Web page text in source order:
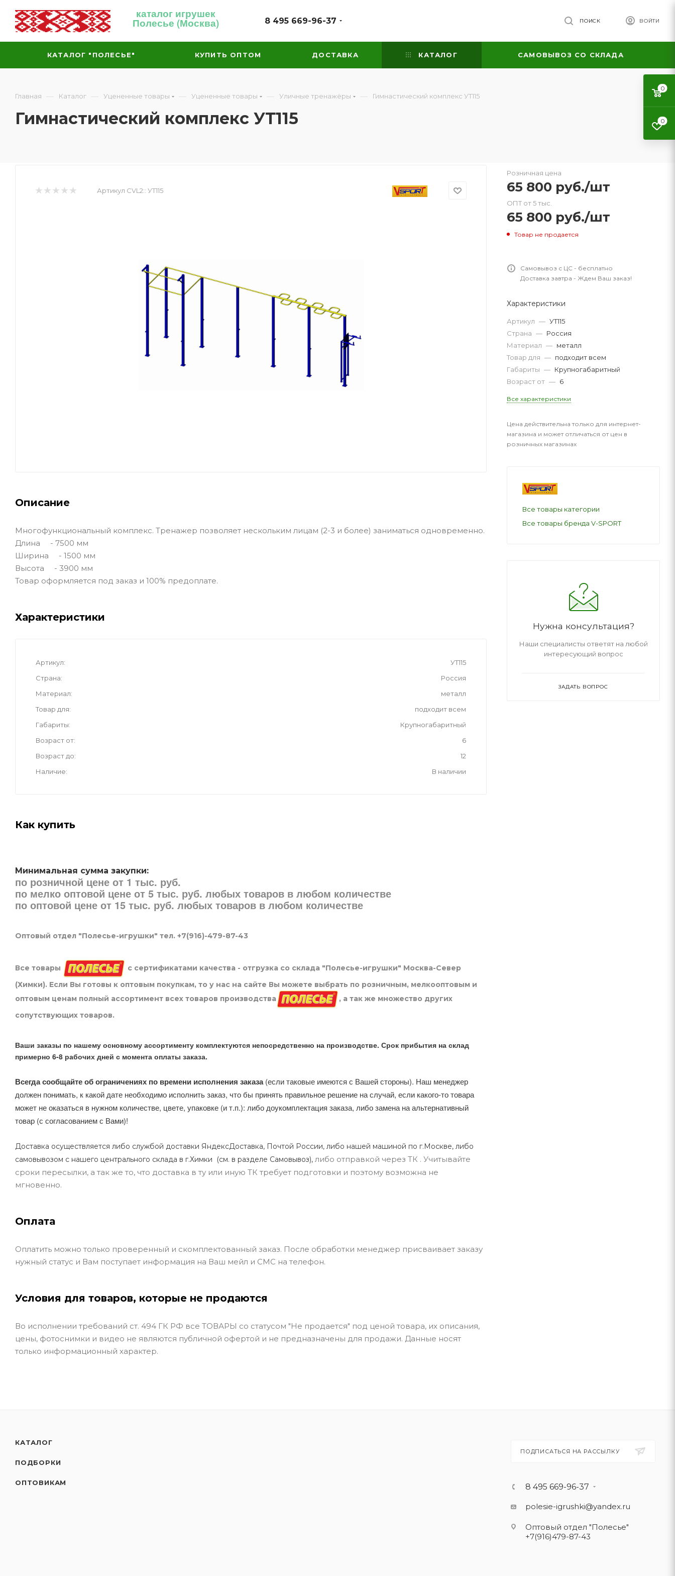
каталог игрушек
Полесье (Москва) 8 495 669-96-37 ВОЙТИ
ПОИСК
КАТАЛОГ "ПОЛЕСЬЕ" КУПИТЬ ОПТОМ ДОСТАВКА КАТАЛОГ САМОВЫВОЗ СО СКЛАДА
Главная — Каталог — Уцененные товары — Уцененные товары — Уличные тренажёры — Гимнастический комплекс УТ115
Гимнастический комплекс УТ115
Артикул CVL2:: УТ115
Описание
Многофункциональный комплекс. Тренажер позволяет нескольким лицам (2-3 и более) заниматься одновременно.
Длина - 7500 мм
Ширина - 1500 мм
Высота - 3900 мм
Товар оформляется под заказ и 100% предоплате.
Характеристики
Артикул
УТ115
Страна
Россия
Материал
металл
Товар для
подходит всем
Габариты
Крупногабаритный
Возраст от
6
Возраст до
12
Наличие
В наличии
Как купить
Минимальная сумма закупки:
по розничной цене от 1 тыс. руб.
по мелко оптовой цене от 5 тыс. руб. любых товаров в любом количестве
по оптовой цене от 15 тыс. руб. любых товаров в любом количестве
Оптовый отдел "Полесье-игрушки" тел. +7(916)-479-87-43
Все товары
с сертификатами качества - отгрузка со склада "Полесье-игрушки" Москва-Север
(Химки). Если Вы готовы к оптовым покупкам, то у нас на сайте Вы можете выбрать по розничным, мелкооптовым и
оптовым ценам полный ассортимент всех товаров производства
, а так же множество других
сопутствующих товаров.
Ваши заказы по нашему основному ассортименту комплектуются непосредственно на производстве. Срок прибытия на склад
примерно 6-8 рабочих дней с момента оплаты заказа.
Всегда сообщайте об ограничениях по времени исполнения заказа(если таковые имеются с Вашей стороны). Наш менеджер
должен понимать, к какой дате необходимо исполнить заказ, что бы принять правильное решение на случай, если какого-то товара
может не оказаться в нужном количестве, цвете, упаковке (и т.п.): либо доукомплектация заказа, либо замена на альтернативный
товар (с согласованием с Вами)!
Доставка осуществляется либо службой доставки ЯндексДоставка, Почтой России, либо нашей машиной по г.Москве, либо
самовывозом с нашего центрального склада в г.Химки (см. в разделе Самовывоз), либо отправкой через ТК . Учитывайте
сроки пересылки, а так же то, что доставка в ту или иную ТК требует подготовки и поэтому возможна не
мгновенно.
Оплата
Оплатить можно только проверенный и скомплектованный заказ. После обработки менеджер присваивает заказу
нужный статус и Вам поступает информация на Ваш мейл и СМС на телефон.
Условия для товаров, которые не продаются
Во исполнении требований ст. 494 ГК РФ все ТОВАРЫ со статусом "Не продается" под ценой товара, их описания,
цены, фотоснимки и видео не являются публичной офертой и не предназначены для продажи. Данные носят
только информационный характер.
Розничная цена
65 800 руб./шт
ОПТ от 5 тыс.
65 800 руб./шт
Товар не продается
Самовывоз с ЦС - бесплатно
Доставка завтра - Ждем Ваш заказ!
Характеристики
Артикул — УТ115
Страна — Россия
Материал — металл
Товар для — подходит всем
Габариты — Крупногабаритный
Возраст от — 6
Все характеристики
Цена действительна только для интернет-
магазина и может отличаться от цен в
розничных магазинах
Все товары категории
Все товары бренда V-SPORT
Нужна консультация?
Наши специалисты ответят на любой
интересующий вопрос
ЗАДАТЬ ВОПРОС
КАТАЛОГ
ПОДБОРКИ
ОПТОВИКАМ
ПОДПИСАТЬСЯ НА РАССЫЛКУ
8 495 669-96-37
polesie-igrushki@yandex.ru
Оптовый отдел "Полесье"
+7(916)479-87-43
0
0